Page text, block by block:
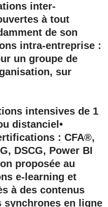
inter-
à tout
de son
intra-entreprise :
un groupe de
sur
intensives de 1
distanciel•
: CFA®,
DSCG, Power BI
proposée au
e-learning et
à des contenus
synchrones en ligne